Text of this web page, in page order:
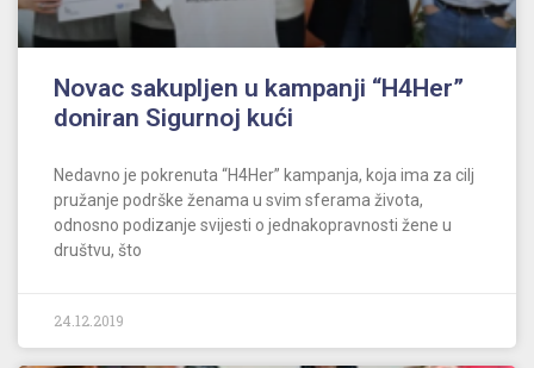
Novac sakupljen u kampanji “H4Her”
doniran Sigurnoj kući
Nedavno je pokrenuta “H4Her” kampanja, koja ima za cilj
pružanje podrške ženama u svim sferama života,
odnosno podizanje svijesti o jednakopravnosti žene u
društvu, što
24.12.2019